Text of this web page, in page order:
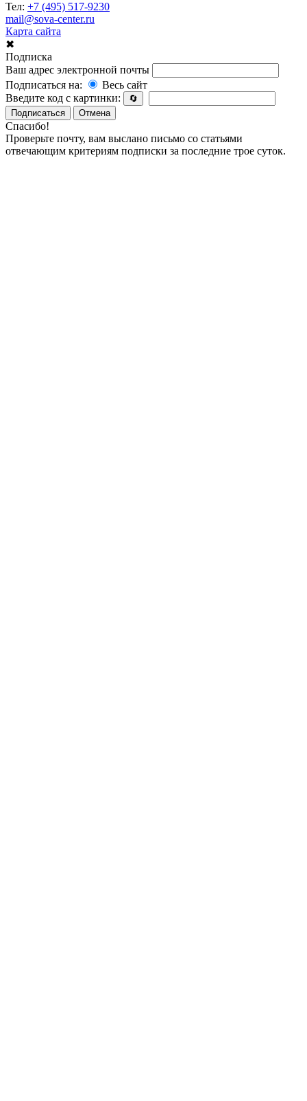
Тел: +7 (495) 517-9230
mail@sova-center.ru
Карта сайта
✖
Подписка
Ваш адрес электронной почты
Подписаться на:
Весь сайт
Введите код с картинки:
🔄
Подписаться
Отмена
Спасибо!
Проверьте почту, вам выслано письмо со статьями
отвечающим критериям подписки за последние трое суток.